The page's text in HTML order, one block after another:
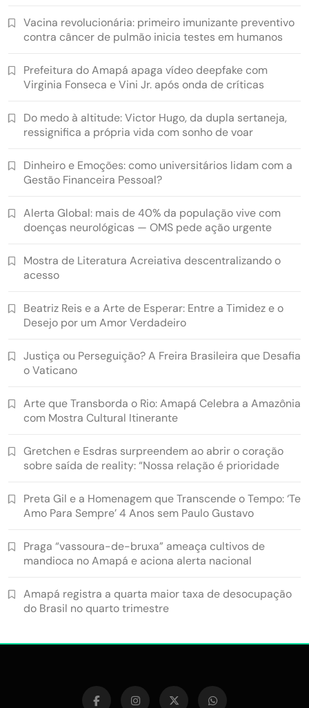
Vacina revolucionária: primeiro imunizante preventivo
contra câncer de pulmão inicia testes em humanos
Prefeitura do Amapá apaga vídeo deepfake com
Virginia Fonseca e Vini Jr. após onda de críticas
Do medo à altitude: Victor Hugo, da dupla sertaneja,
ressignifica a própria vida com sonho de voar
Dinheiro e Emoções: como universitários lidam com a
Gestão Financeira Pessoal?
Alerta Global: mais de 40% da população vive com
doenças neurológicas — OMS pede ação urgente
Mostra de Literatura Acreiativa descentralizando o
acesso
Beatriz Reis e a Arte de Esperar: Entre a Timidez e o
Desejo por um Amor Verdadeiro
Justiça ou Perseguição? A Freira Brasileira que Desafia
o Vaticano
Arte que Transborda o Rio: Amapá Celebra a Amazônia
com Mostra Cultural Itinerante
Gretchen e Esdras surpreendem ao abrir o coração
sobre saída de reality: “Nossa relação é prioridade
Preta Gil e a Homenagem que Transcende o Tempo: ‘Te
Amo Para Sempre’ 4 Anos sem Paulo Gustavo
Praga “vassoura-de-bruxa” ameaça cultivos de
mandioca no Amapá e aciona alerta nacional
Amapá registra a quarta maior taxa de desocupação
do Brasil no quarto trimestre